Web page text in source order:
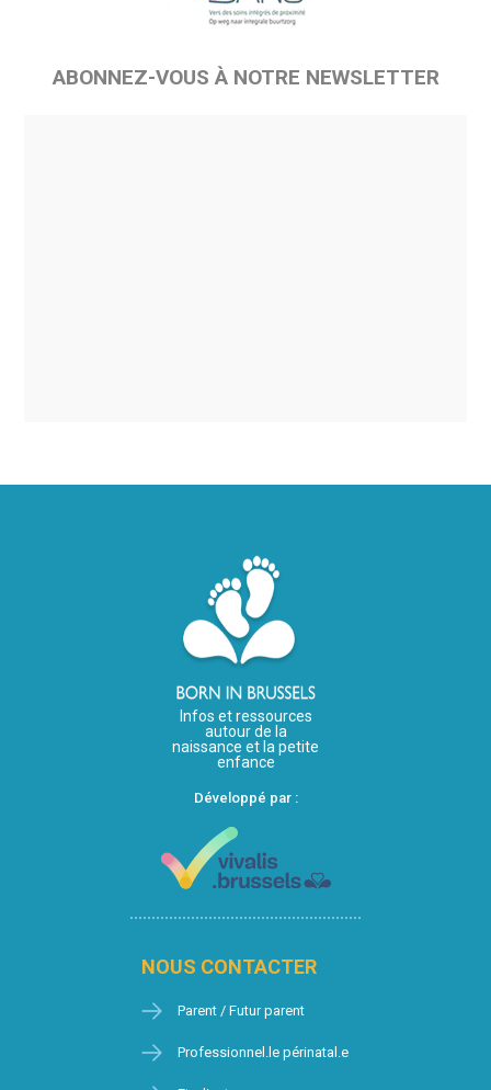
ABONNEZ-VOUS À NOTRE NEWSLETTER
Infos et ressources
autour de la
naissance et la petite
enfance
Développé par :
NOUS CONTACTER
Parent / Futur parent
Professionnel.le périnatal.e